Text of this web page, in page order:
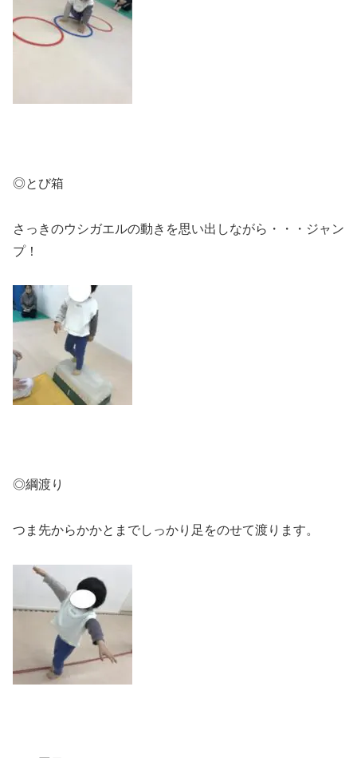
◎とび箱
さっきのウシガエルの動きを思い出しながら・・・ジャン
プ！
◎綱渡り
つま先からかかとまでしっかり足をのせて渡ります。